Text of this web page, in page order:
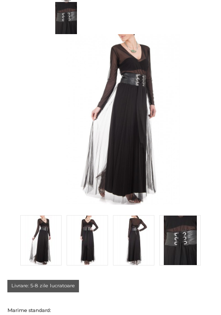
Livrare: 5-8 zile lucratoare
Marime standard: